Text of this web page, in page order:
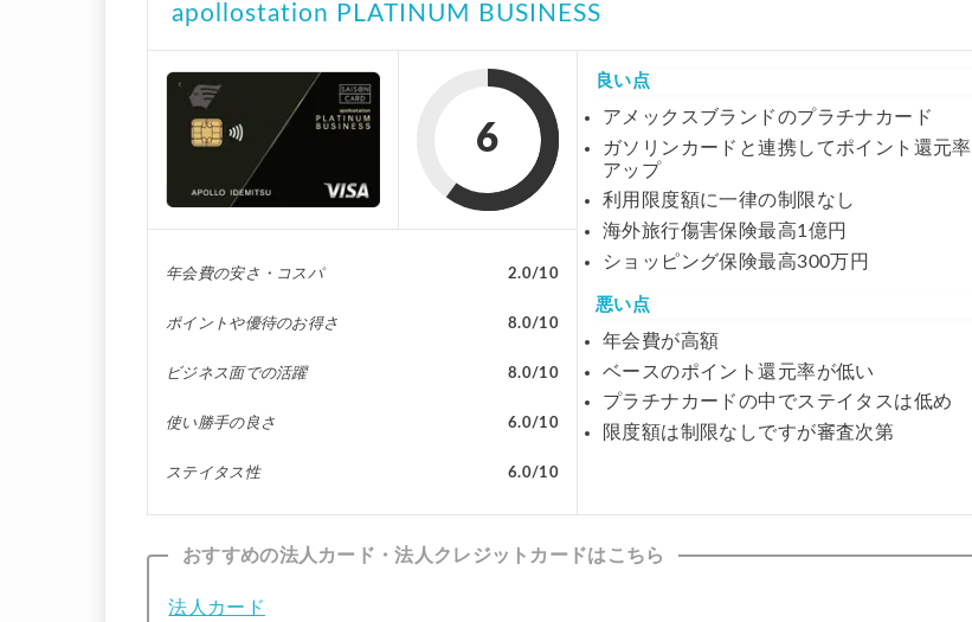
apollostation PLATINUM BUSINESS
6
年会費の安さ・コスパ 2.0/10
ポイントや優待のお得さ 8.0/10
ビジネス面での活躍 8.0/10
使い勝手の良さ 6.0/10
ステイタス性 6.0/10
良い点
アメックスブランドのプラチナカード
ガソリンカードと連携してポイント還元率
アップ
利用限度額に一律の制限なし
海外旅行傷害保険最高1億円
ショッピング保険最高300万円
悪い点
年会費が高額
ベースのポイント還元率が低い
プラチナカードの中でステイタスは低め
限度額は制限なしですが審査次第
おすすめの法人カード・法人クレジットカードはこちら
法人カード